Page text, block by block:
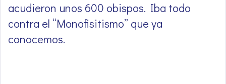
acudieron unos 600 obispos. Iba todo
contra el “Monofisitismo” que ya
conocemos.